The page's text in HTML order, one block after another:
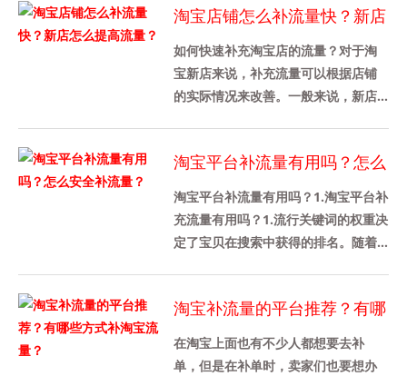
的......
淘宝店铺怎么补流量快？新店
怎么提高流量？
如何快速补充淘宝店的流量？对于淘
宝新店来说，补充流量可以根据店铺
的实际情况来改善。一般来说，新店
淘宝平台补流量有用吗？怎么
安全补流量？
淘宝平台补流量有用吗？1.淘宝平台补
充流量有用吗？1.流行关键词的权重决
定了宝贝在搜索中获得的排名。随着
淘宝补流量的平台推荐？有哪
些方式补淘宝流量？
在淘宝上面也有不少人都想要去补
单，但是在补单时，卖家们也要想办